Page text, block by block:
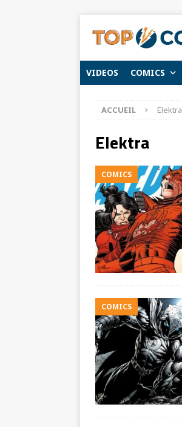
VIDEOS COMICS
ACCUEIL Elektra
Elektra
COMICS
COMICS